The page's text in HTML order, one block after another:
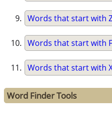
Words that start with
Words that start with F
Words that start with
Word Finder Tools